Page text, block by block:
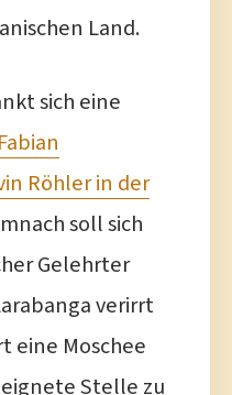
Land.
sich eine
Fabian
Röhler in der
soll sich
Gelehrter
verirrt
eine Moschee
Stelle zu